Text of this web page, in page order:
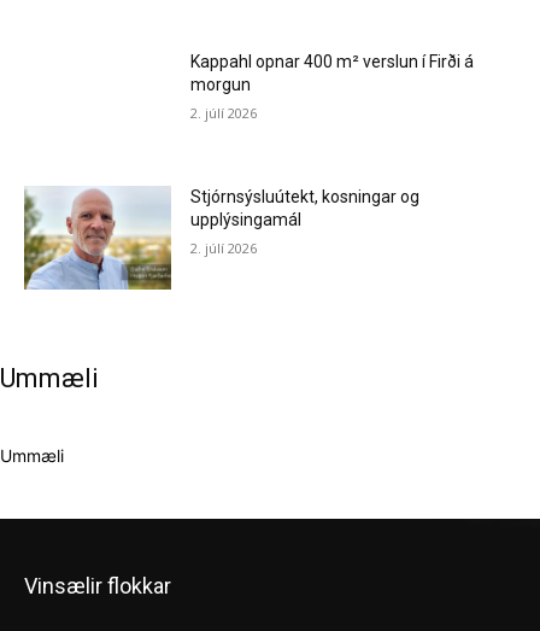
Kappahl opnar 400 m² verslun í Firði á
morgun
2. júlí 2026
Stjórnsýsluútekt, kosningar og
upplýsingamál
2. júlí 2026
Ummæli
Ummæli
Vinsælir flokkar